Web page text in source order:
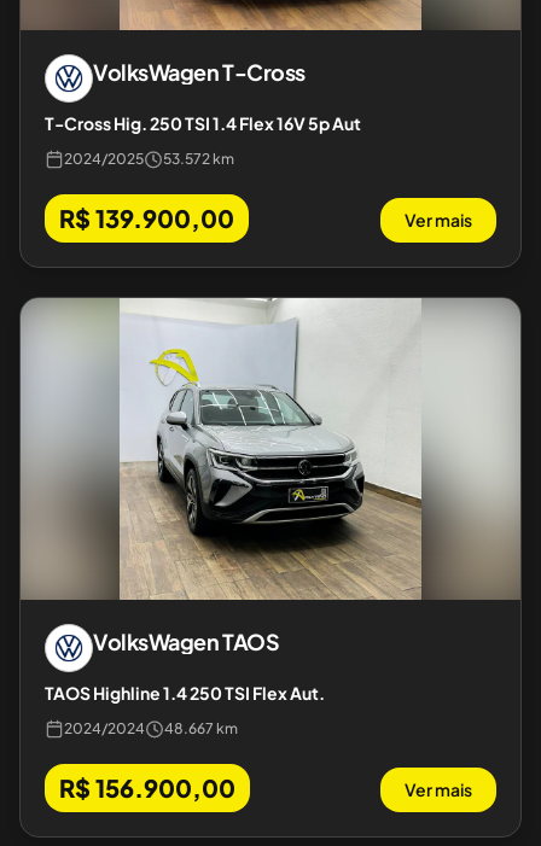
VolksWagenT-Cross
T-Cross Hig. 250 TSI 1.4 Flex 16V 5p Aut
2024/2025 53.572 km
R$ 139.900,00 Ver mais
VolksWagenTAOS
TAOS Highline 1.4 250 TSI Flex Aut.
2024/2024 48.667 km
R$ 156.900,00 Ver mais